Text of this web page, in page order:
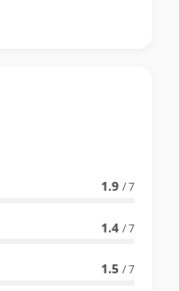
1.9 / 7
1.4 / 7
1.5 / 7